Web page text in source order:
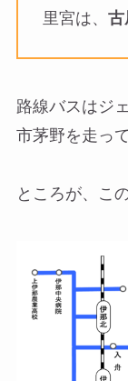
里宮は、 古
路線バスはジ
市茅野を走っ
ところが、こ